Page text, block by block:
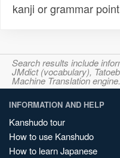
kanji or grammar
Search results include
JMdict (vocabulary),
Machine Translation
INFORMATION AND HELP
Kanshudo tour
How to use Kanshudo
How to learn Japanese